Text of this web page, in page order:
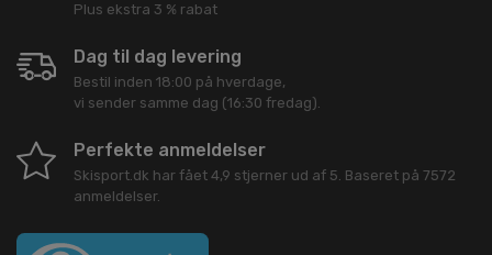
Plus ekstra 3 % rabat
Dag til dag levering
Bestil inden 18:00 på hverdage,
vi sender samme dag (16:30 fredag).
Perfekte anmeldelser
Skisport.dk har fået 4,9 stjerner ud af 5. Baseret på 7572
anmeldelser.